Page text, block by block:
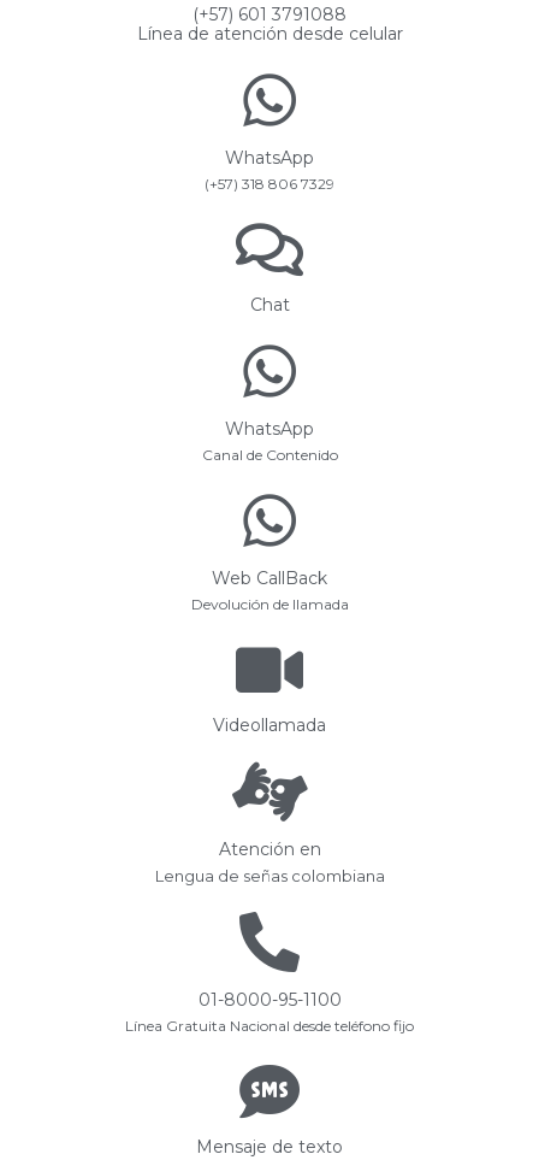
(+57) 601 3791088
Línea de atención desde celular
WhatsApp
(+57) 318 806 7329
Chat
WhatsApp
Canal de Contenido
Web CallBack
Devolución de llamada
Videollamada
Atención en
Lengua de señas colombiana
01-8000-95-1100
Línea Gratuita Nacional desde teléfono fijo
Mensaje de texto